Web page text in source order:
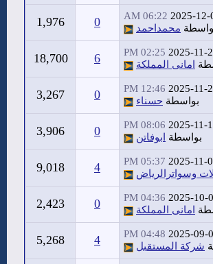
2025-12-
06:22 AM
محمداحمد 0
1,976
2025-11-
02:25 PM
امانى المملكة 6
18,700
2025-11-
12:46 PM
بواسطة حسناء 0
3,267
2025-11-
08:06 PM
بواسطة
ابوفاتن 0
3,906
2025-11-
05:37 PM
وسواترالرياض 4
9,018
2025-10-
04:36 PM
امانى المملكة 0
2,423
2025-09-
04:48 PM
شركة المستقبل 4
5,268